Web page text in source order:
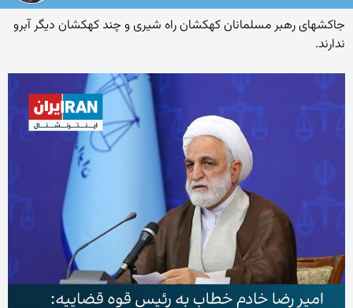
جاکشهای رهبر مسلمانان کهکشان راه شیری و چند کهکشان دیگر آبرو
ندارند.